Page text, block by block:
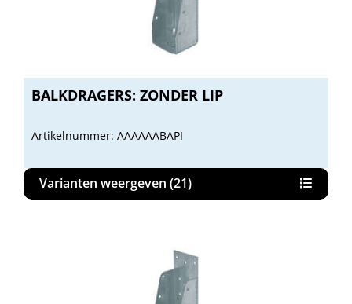
BALKDRAGERS: ZONDER LIP
Artikelnummer: AAAAAABAPI
Varianten weergeven (21)